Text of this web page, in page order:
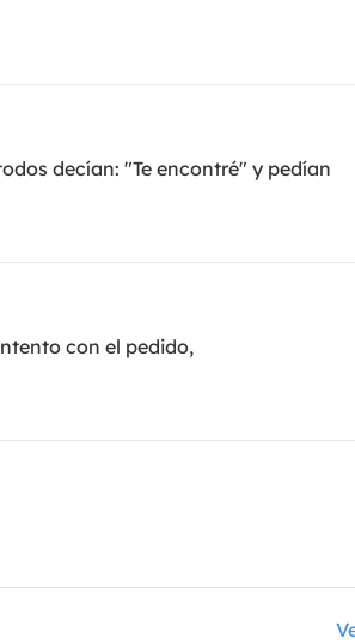
decían: "Te encontré" y pedían
con el pedido,